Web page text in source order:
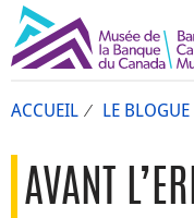
ACCUEIL LE
AVANT